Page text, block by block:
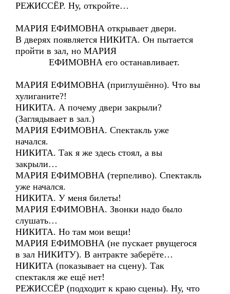
РЕЖИССЁР. Ну, откройте…
МАРИЯ ЕФИМОВНА открывает двери.
В дверях появляется НИКИТА. Он пытается
пройти в зал, но МАРИЯ
ЕФИМОВНА его останавливает.
МАРИЯ ЕФИМОВНА (приглушённо). Что вы
хулиганите?!
НИКИТА. А почему двери закрыли?
(Заглядывает в зал.)
МАРИЯ ЕФИМОВНА. Спектакль уже
начался.
НИКИТА. Так я же здесь стоял, а вы
закрыли…
МАРИЯ ЕФИМОВНА (терпеливо). Спектакль
уже начался.
НИКИТА. У меня билеты!
МАРИЯ ЕФИМОВНА. Звонки надо было
слушать…
НИКИТА. Но там мои вещи!
МАРИЯ ЕФИМОВНА (не пускает рвущегося
в зал НИКИТУ). В антракте заберёте…
НИКИТА (показывает на сцену). Так
спектакля же ещё нет!
РЕЖИССЁР (подходит к краю сцены). Ну, что